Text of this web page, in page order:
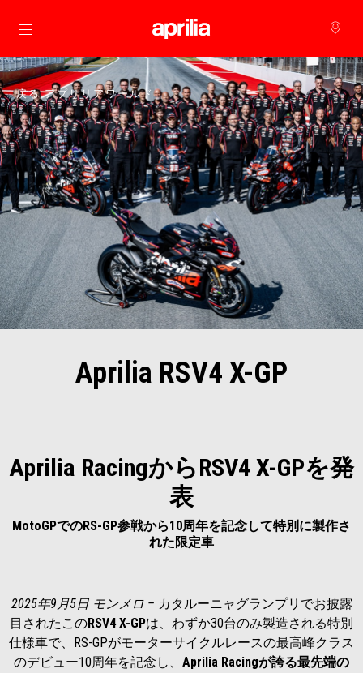
メインコンテンツへ
戻る アプリリアワールド
Aprilia RSV4 X-GP
Aprilia RacingからRSV4 X-GPを発
表
MotoGPでのRS-GP参戦から10周年を記念して特別に製作さ
れた限定車
2025年9月5日 モンメロ – カタルーニャグランプリでお披露
目されたこのRSV4 X-GPは、わずか30台のみ製造される特別
仕様車で、RS-GPがモーターサイクルレースの最高峰クラス
のデビュー10周年を記念し、 Aprilia Racingが誇る最先端の